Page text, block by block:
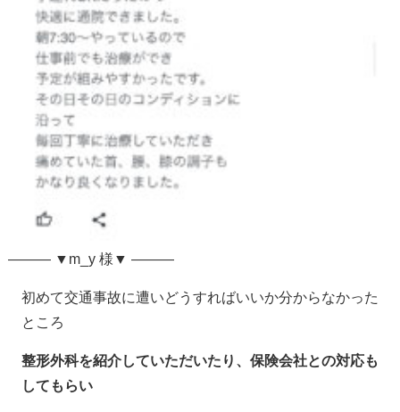
——— ▼m_y 様▼ ———
初めて交通事故に遭いどうすればいいか分からなかった
ところ
整形外科を紹介していただいたり、保険会社との対応も
してもらい